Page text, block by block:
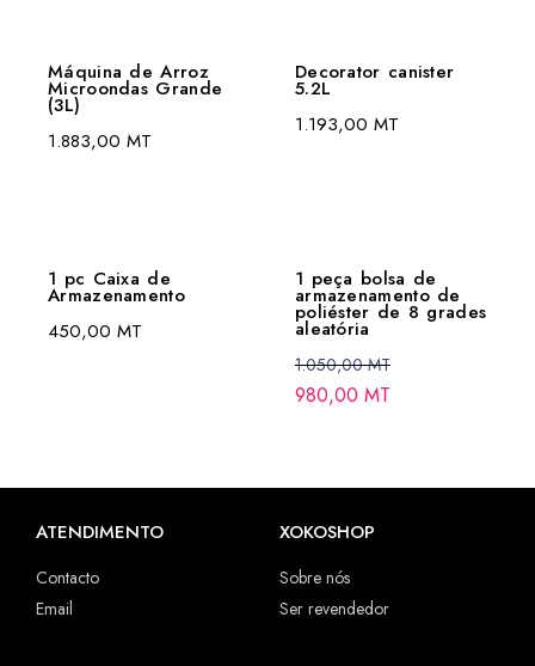
Máquina de Arroz
Microondas Grande
(3L)
1.883,00 MT
Decorator canister
5.2L
1.193,00 MT
1 pc Caixa de
Armazenamento
450,00 MT
1 peça bolsa de
armazenamento de
poliéster de 8 grades
aleatória
1.050,00MT
980,00 MT
ATENDIMENTO
Contacto
Email
XOKOSHOP
Sobre nós
Ser revendedor